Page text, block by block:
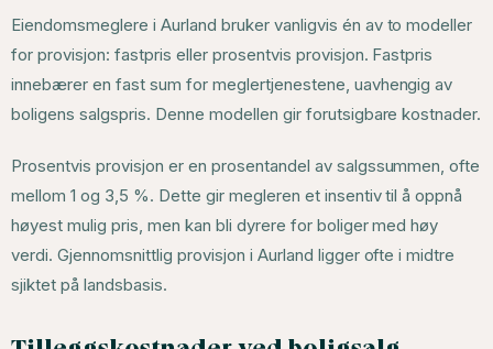
Eiendomsmeglere i Aurland bruker vanligvis én av to modeller
for provisjon: fastpris eller prosentvis provisjon. Fastpris
innebærer en fast sum for meglertjenestene, uavhengig av
boligens salgspris. Denne modellen gir forutsigbare kostnader.
Prosentvis provisjon er en prosentandel av salgssummen, ofte
mellom 1 og 3,5 %. Dette gir megleren et insentiv til å oppnå
høyest mulig pris, men kan bli dyrere for boliger med høy
verdi. Gjennomsnittlig provisjon i Aurland ligger ofte i midtre
sjiktet på landsbasis.